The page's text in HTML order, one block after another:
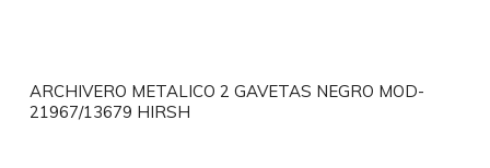
ARCHIVERO METALICO 2 GAVETAS NEGRO MOD-
21967/13679 HIRSH